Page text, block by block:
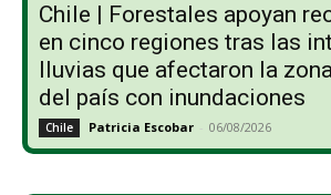
Chile | Forestales apoyan
en cinco regiones tras las
lluvias que afectaron la
del país con inundaciones
Chile Patricia Escobar - 06/08/2026